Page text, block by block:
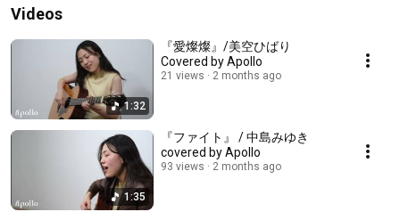
Videos
1:32
『愛燦燦』/美空ひばり
Covered by Apollo
21 views 2 months ago
1:35
『ファイト』 / 中島みゆき
covered by Apollo
93 views 2 months ago